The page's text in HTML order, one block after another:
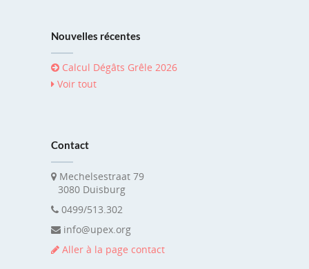
Nouvelles récentes
Calcul Dégâts Grêle 2026
Voir tout
Contact
Mechelsestraat 79
3080 Duisburg
0499/513.302
info@upex.org
Aller à la page contact